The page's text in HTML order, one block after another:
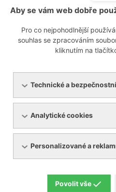
Aby se vám web dobře
Pro co nejpohodlnější
souhlas se zpracováním
kliknutím na
Technické a
Analytické cookies
Personalizované a
Povolit vše